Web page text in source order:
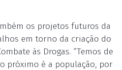
os projetos futuros da
em torno da criação do
às Drogas. “Temos de
próximo é a população, por